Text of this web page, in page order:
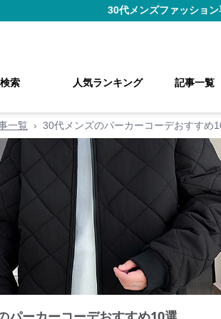
30代メンズファッション
索 人気ランキング 記事一覧
一覧 › 30代メンズのパーカーコーデおすすめ